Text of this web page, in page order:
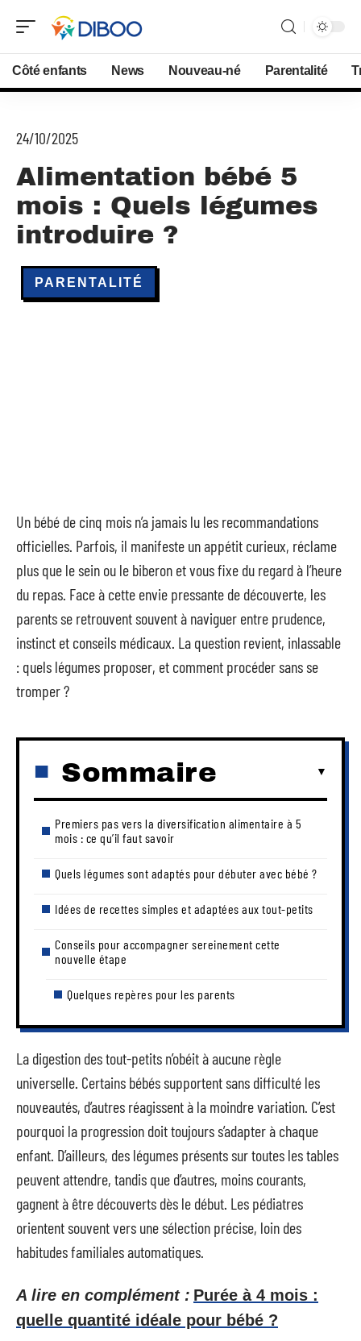
Côté enfants News Nouveau-né Parentalité
24/10/2025
Alimentation bébé 5
mois : Quels légumes
introduire ?
PARENTALITÉ
Un bébé de cinq mois n’a jamais lu les recommandations
officielles. Parfois, il manifeste un appétit curieux, réclame
plus que le sein ou le biberon et vous fixe du regard à l’heure
du repas. Face à cette envie pressante de découverte, les
parents se retrouvent souvent à naviguer entre prudence,
instinct et conseils médicaux. La question revient, inlassable
: quels légumes proposer, et comment procéder sans se
tromper ?
Sommaire
Premiers pas vers la diversification alimentaire à 5
mois : ce qu’il faut savoir
Quels légumes sont adaptés pour débuter avec bébé ?
Idées de recettes simples et adaptées aux tout-petits
Conseils pour accompagner sereinement cette
nouvelle étape
Quelques repères pour les parents
La digestion des tout-petits n’obéit à aucune règle
universelle. Certains bébés supportent sans difficulté les
nouveautés, d’autres réagissent à la moindre variation. C’est
pourquoi la progression doit toujours s’adapter à chaque
enfant. D’ailleurs, des légumes présents sur toutes les tables
peuvent attendre, tandis que d’autres, moins courants,
gagnent à être découverts dès le début. Les pédiatres
orientent souvent vers une sélection précise, loin des
habitudes familiales automatiques.
A lire en complément : Purée à 4 mois :
quelle quantité idéale pour bébé ?